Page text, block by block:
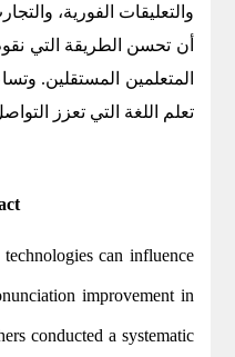
والتعليقات الفورية،
أن تحسن الطريقة التي
المتعلمين المستقلين.
تعلم اللغة التي تعزز
can influence
improvement in
conducted a systematic